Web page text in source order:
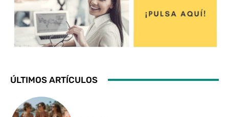
ÚLTIMOS ARTÍCULOS